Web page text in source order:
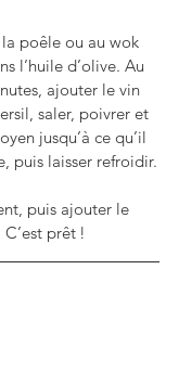
poêle ou au wok
l’huile d’olive. Au
ajouter le vin
saler, poivrer et
jusqu’à ce qu’il
puis laisser refroidir.
puis ajouter le
prêt !